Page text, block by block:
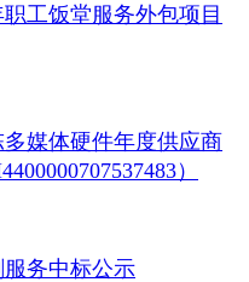
工饭堂服务外包项目
媒体硬件年度供应商
）
服务中标公示